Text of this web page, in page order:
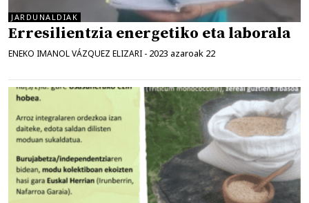
JARDUNALDIAK
Erresilientzia energetiko eta laborala
ENEKO IMANOL VÁZQUEZ ELIZARI - 2023 azaroak 22